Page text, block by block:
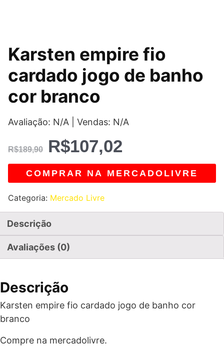
Karsten empire fio
cardado jogo de banho
cor branco
Avaliação: N/A | Vendas: N/A
R$189,90
O
preço
original
era:
R$189,90.
R$107,02
O
preço
R$107,02.
COMPRAR NA MERCADOLIVRE
Categoria: Mercado Livre
Descrição
Avaliações (0)
Descrição
Karsten empire fio cardado jogo de banho cor
branco
Compre na mercadolivre.